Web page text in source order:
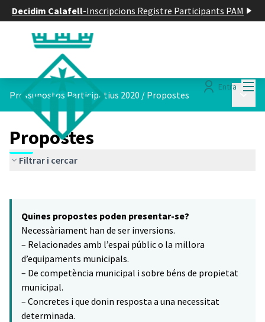
Decidim Calafell-Inscripcions Registre Participants PAM
Entra
Pressupostos Participatius 2020 / Propostes
Propostes
Filtrar i cercar
−
Quines propostes poden presentar-se?
Necessàriament han de ser inversions.
– Relacionades amb l’espai públic o la millora
d’equipaments municipals.
– De competència municipal i sobre béns de propietat
municipal.
– Concretes i que donin resposta a una necessitat
determinada.